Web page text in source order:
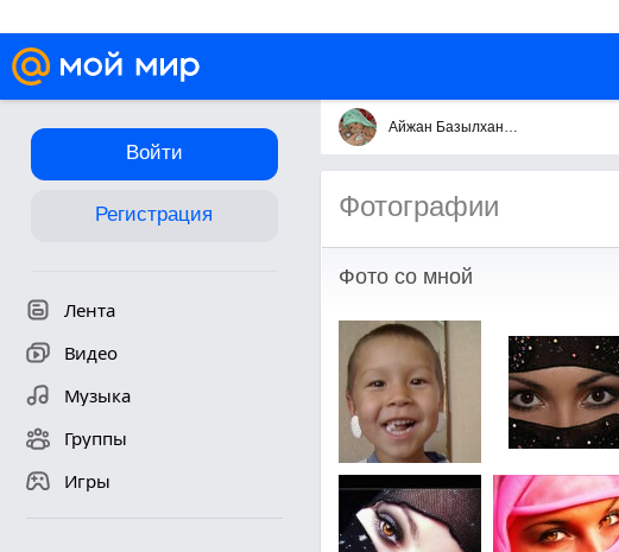
Войти
Регистрация
Лента
Видео
Музыка
Группы
Игры
Айжан Базылханова
Фотографии
Фото со мной